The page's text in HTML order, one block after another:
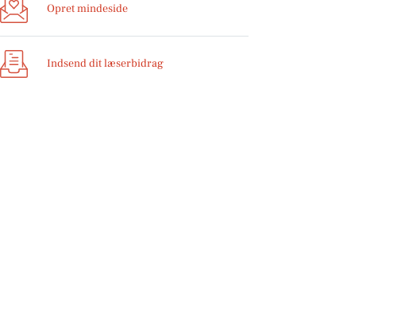
Opret mindeside
Indsend dit læserbidrag